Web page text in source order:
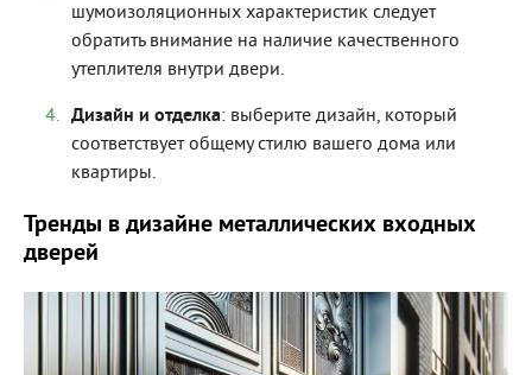
шумоизоляционных характеристик следует
обратить внимание на наличие качественного
утеплителя внутри двери.
Дизайн и отделка: выберите дизайн, который
соответствует общему стилю вашего дома или
квартиры.
Тренды в дизайне металлических входных
дверей